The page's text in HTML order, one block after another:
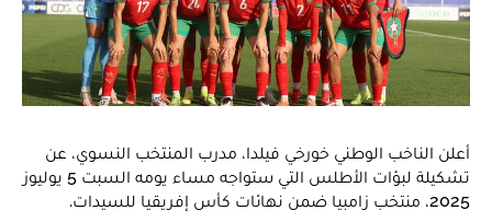
أعلن الناخب الوطني خورخي فيلدا، مدرب المنتخب النسوي، عن
تشكيلة لبؤات الأطلس التي ستواجه مساء يومه السبت 5 يوليوز
2025، منتخب زامبيا ضمن نهائات كأس إفريقيا للسيدات.